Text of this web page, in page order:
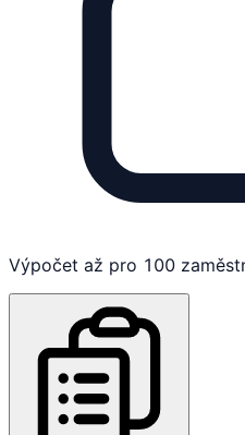
Výpočet až pro 100